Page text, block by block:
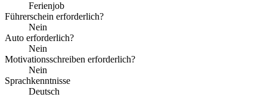
Ferienjob
Führerschein erforderlich?
Nein
Auto erforderlich?
Nein
Motivationsschreiben erforderlich?
Nein
Sprachkenntnisse
Deutsch